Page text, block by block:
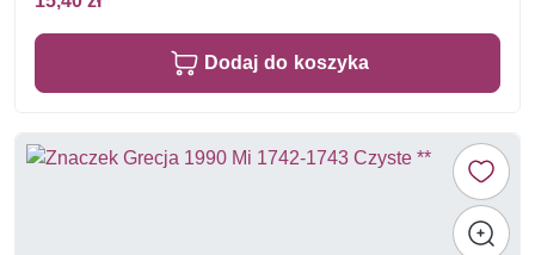
Dodaj do koszyka